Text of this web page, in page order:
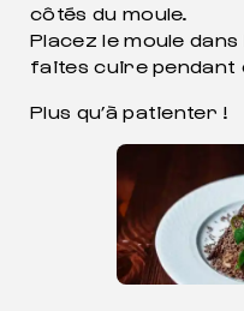
côtés du moule.
Placez le moule
faites cuire pendant
Plus qu’à patienter !